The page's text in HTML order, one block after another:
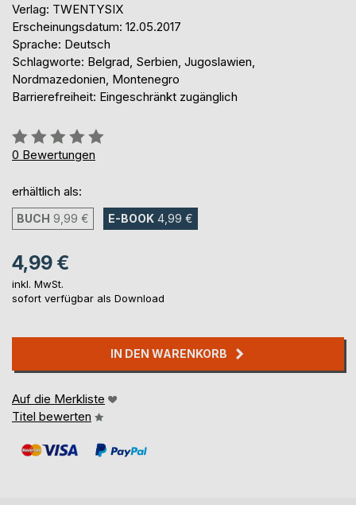
Verlag: TWENTYSIX
Erscheinungsdatum: 12.05.2017
Sprache: Deutsch
Schlagworte: Belgrad, Serbien, Jugoslawien,
Nordmazedonien, Montenegro
Barrierefreiheit: Eingeschränkt zugänglich
Bewertung::
0%
0 Bewertungen
erhältlich als:
BUCH 9,99 € E-BOOK 4,99 €
4,99 €
inkl. MwSt.
sofort verfügbar als Download
IN DEN WARENKORB
Auf die Merkliste
Titel bewerten